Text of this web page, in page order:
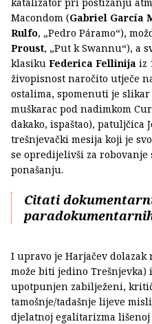
Macondom (Gabriel García
Rulfo, „Pedro Páramo“),
Proust, „Put k Swannu“), a
klasiku Federica Fellinija iz
živopisnost naročito utječe
ostalima, spomenuti je
muškarac pod nadimkom
dakako, ispaštao), patuljčica
trešnjevački mesija koji je
se opredijelivši za
ponašanju.
Citati
I upravo je Harjačev
može biti jedino Trešnjevka)
upotpunjen zabilježeni,
tamošnje/tadašnje lijeve
djelatnoj egalitarizma